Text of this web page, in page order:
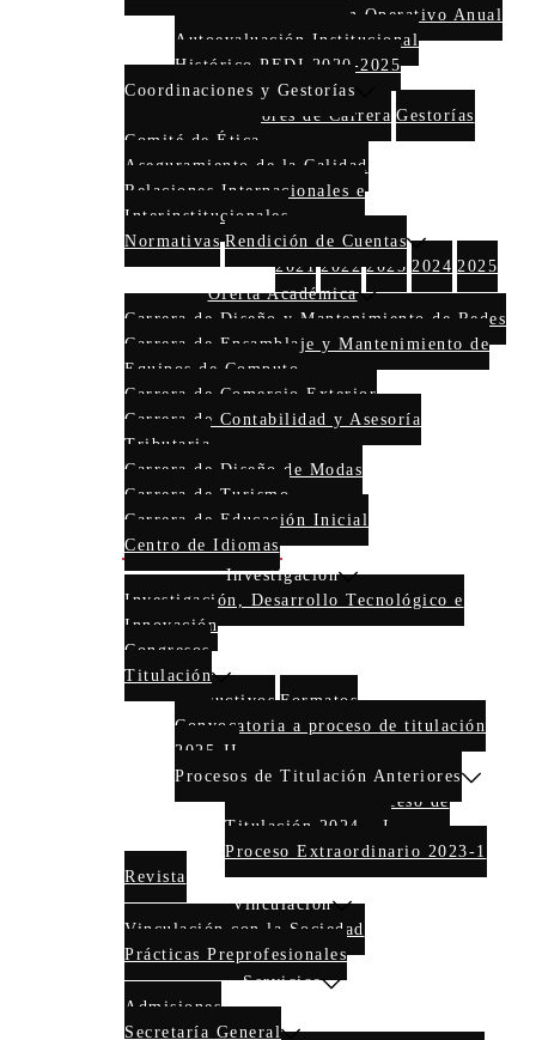
Plan Operativo Anual
Autoevaluación Institucional
Histórico PEDI 2020-2025
Coordinaciones y Gestorías
Coordinadores de Carrera Gestorías
Comité de Ética
Aseguramiento de la Calidad
Relaciones Internacionales e
Interinstitucionales
Normativas Rendición de Cuentas
2021 2022 2023 2024 2025
Oferta Académica
Carrera de Diseño y Mantenimiento de Redes
Carrera de Ensamblaje y Mantenimiento de
Equipos de Computo
Carrera de Comercio Exterior
Carrera de Contabilidad y Asesoría
Tributaria
Carrera de Diseño de Modas
Carrera de Turismo
Carrera de Educación Inicial
Centro de Idiomas
Investigación
Investigación, Desarrollo Tecnológico e
Innovación
Congresos
Titulación
Instructivos Formatos
Convocatoria a proceso de titulación
2025-II
Procesos de Titulación Anteriores
Convocatoria a Proceso de
Titulación 2024 – I
Proceso Extraordinario 2023-1
Revista
Vinculación
Vinculación con la Sociedad
Prácticas Preprofesionales
Servicios
Admisiones
Secretaría General